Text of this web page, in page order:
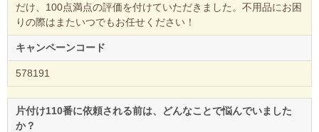
だけ、100点満点の評価を付けていただきました。不用品にお困
りの際はまたいつでもお任せください！
キャンペーンコード
578191
片付け110番に依頼される前は、どんなことで悩んでいました
か？